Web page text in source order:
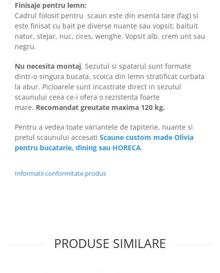
Finisaje pentru lemn:
Cadrul folosit pentru scaun este din esenta tare (fag) si
este finisat cu bait pe diverse nuante sau vopsit; baituit
natur, stejar, nuc, cires, wenghe. Vopsit alb, crem unt sau
negru.
Nu necesita montaj. Sezutul si spatarul sunt formate
dintr-o singura bucata, scoica din lemn stratificat curbata
la abur. Picioarele sunt incastrate direct in sezutul
scaunului ceea ce-i ofera o rezistenta foarte
mare. Recomandat greutate maxima 120 kg.
Pentru a vedea toate variantele de tapiterie, nuante si
pretul scaunului accesati Scaune custom made Olivia
pentru bucatarie, dining sau HORECA.
Informatii conformitate produs
PRODUSE SIMILARE